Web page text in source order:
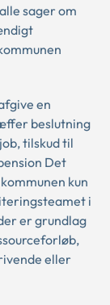
sager om
en
beslutning
tilskud til
Det
kun
i
er grundlag
eller